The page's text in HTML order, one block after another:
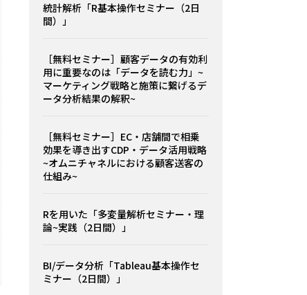
統計解析「R基本操作セミナー（2日
間）」
［無料セミナー］顧客データの有効利
用に重要なのは「データを読む力」~
マーケティング戦略と施策に繋げるデ
ータ分析結果の解釈~
［無料セミナー］EC・店舗間で相乗
効果を導き出すCDP・データ活用戦略
~オムニチャネルにおける顧客送客の
仕組み~
Rを用いた「多変量解析セミナー・理
論~実践（2日間）」
BI/データ分析「Tableau基本操作セ
ミナー（2日間）」